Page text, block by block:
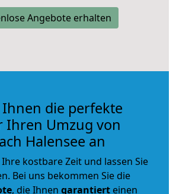
Angebote erhalten
die perfekte
Ihren Umzug von
Halensee an
kostbare Zeit und lassen Sie
Bei uns bekommen Sie die
, die Ihnen garantiert einen